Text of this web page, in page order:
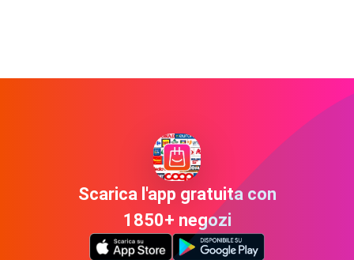
Scarica l'app gratuita con
1850+ negozi